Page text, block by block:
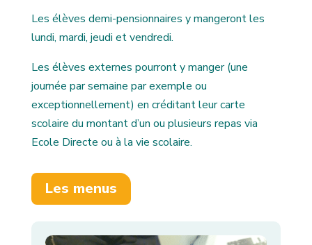
Les élèves demi-pensionnaires y mangeront les
lundi, mardi, jeudi et vendredi.
Les élèves externes pourront y manger (une
journée par semaine par exemple ou
exceptionnellement) en créditant leur carte
scolaire du montant d’un ou plusieurs repas via
Ecole Directe ou à la vie scolaire.
Les menus